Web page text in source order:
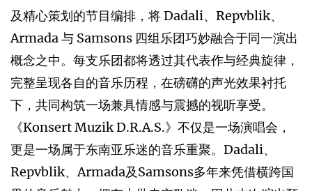
及精心策划的节目编排，将 Dadali、Repvblik、
Armada 与 Samsons 四组乐团巧妙融合于同一演出
概念之中。每支乐团都将透过其代表作与经典旋律，
完整呈现各自的音乐历程，在磅礴的声光效果衬托
下，共同构筑一场兼具情感与震撼的视听享受。
《Konsert Muzik D.R.A.S.》不仅是一场演唱会，
更是一场属于东南亚乐迷的音乐重聚。Dadali、
Repvblik、Armada及Samsons多年来凭借横跨国